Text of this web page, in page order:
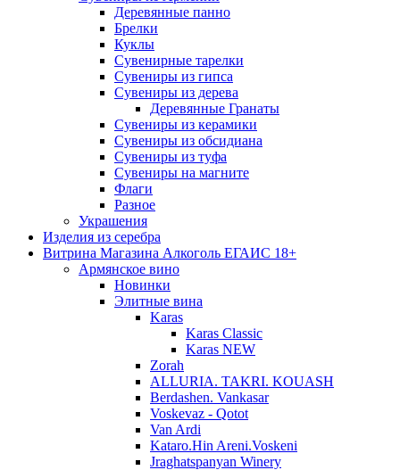
Деревянные панно
Брелки
Куклы
Сувенирные тарелки
Сувениры из гипса
Сувениры из дерева
Деревянные Гранаты
Сувениры из керамики
Сувениры из обсидиана
Сувениры из туфа
Сувениры на магните
Флаги
Разное
Украшения
Изделия из серебра
Витрина Магазина Алкоголь ЕГАИС 18+
Армянское вино
Новинки
Элитные вина
Karas
Karas Classic
Karas NEW
Zorah
ALLURIA. TAKRI. KOUASH
Berdashen. Vankasar
Voskevaz - Qotot
Van Ardi
Kataro.Hin Areni.Voskeni
Jraghatspanyan Winery